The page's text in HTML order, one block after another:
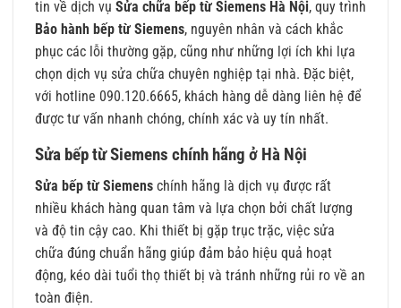
tin về dịch vụ Sửa chữa bếp từ Siemens Hà Nội, quy trình
Bảo hành bếp từ Siemens, nguyên nhân và cách khắc
phục các lỗi thường gặp, cũng như những lợi ích khi lựa
chọn dịch vụ sửa chữa chuyên nghiệp tại nhà. Đặc biệt,
với hotline 090.120.6665, khách hàng dễ dàng liên hệ để
được tư vấn nhanh chóng, chính xác và uy tín nhất.
Sửa bếp từ Siemens chính hãng ở Hà Nội
Sửa bếp từ Siemens chính hãng là dịch vụ được rất
nhiều khách hàng quan tâm và lựa chọn bởi chất lượng
và độ tin cậy cao. Khi thiết bị gặp trục trặc, việc sửa
chữa đúng chuẩn hãng giúp đảm bảo hiệu quả hoạt
động, kéo dài tuổi thọ thiết bị và tránh những rủi ro về an
toàn điện.